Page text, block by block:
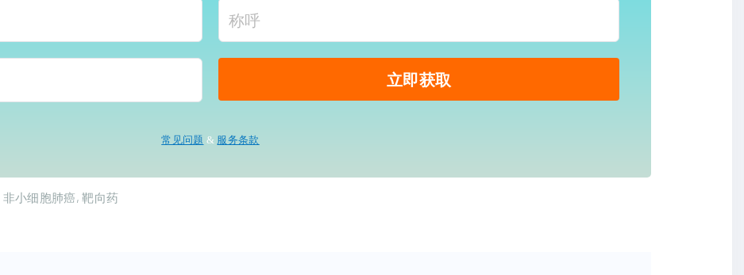
常见问题 & 服务条款
非小细胞肺癌 靶向药